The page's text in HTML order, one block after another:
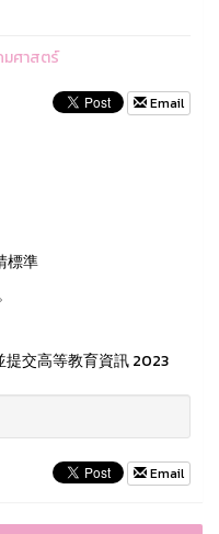
มศาสตร์
Email
標準
提交高等教育資訊 2023
Email